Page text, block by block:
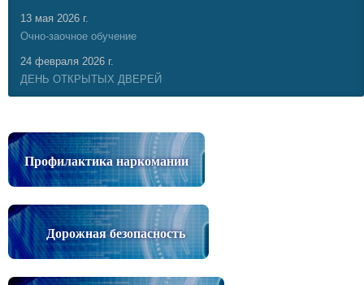
13 мая 2026 г.
Очно-заочное обучение
24 февраля 2026 г.
ДЕНЬ ОТКРЫТЫХ ДВЕРЕЙ
Профилактика наркомании
Дорожная безопасность